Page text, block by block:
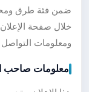
ضمن فئة طرق
خلال صفحة
ومعلومات التواصل
معلومات صاحب